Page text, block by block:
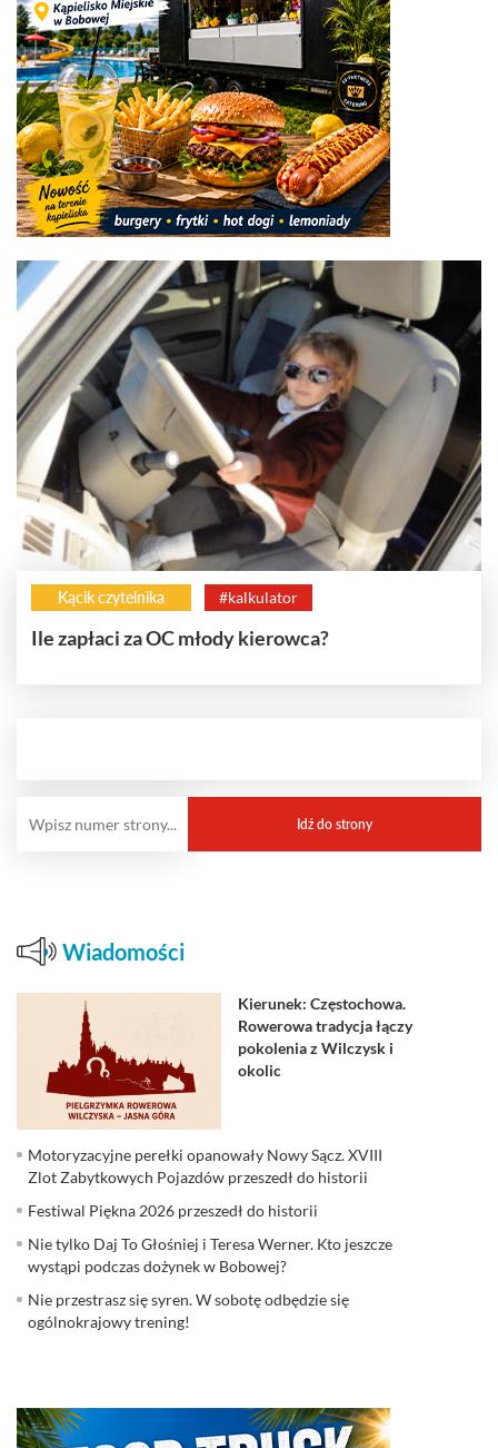
Kącik czytelnika #kalkulator
Ile zapłaci za OC młody kierowca?
Wiadomości
Kierunek: Częstochowa.
Rowerowa tradycja łączy
pokolenia z Wilczysk i
okolic
Motoryzacyjne perełki opanowały Nowy Sącz. XVIII
Zlot Zabytkowych Pojazdów przeszedł do historii
Festiwal Piękna 2026 przeszedł do historii
Nie tylko Daj To Głośniej i Teresa Werner. Kto jeszcze
wystąpi podczas dożynek w Bobowej?
Nie przestrasz się syren. W sobotę odbędzie się
ogólnokrajowy trening!